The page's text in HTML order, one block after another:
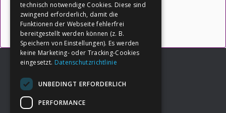
Uncategorized
Footer
→Deine Spende
technisch notwendige Cookies. Diese sind
zwingend erforderlich, damit die
Funktionen der Webseite fehlerfrei
bereitgestellt werden können (z. B.
Speichern von Einstellungen). Es werden
keine Marketing- oder Tracking-Cookies
eingesetzt. Datenschutzrichtlinie
UNBEDINGT ERFORDERLICH
PERFORMANCE